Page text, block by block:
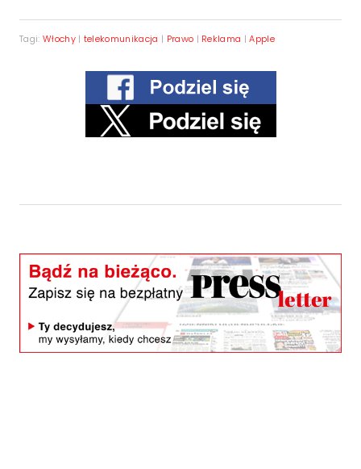
Tagi: Włochy| telekomunikacja | Prawo | Reklama |Apple